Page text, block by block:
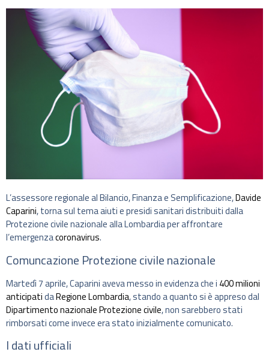
L’assessore regionale al Bilancio, Finanza e Semplificazione,Davide
Caparini, torna sul tema aiuti e presidi sanitari distribuiti dalla
Protezione civile nazionale alla Lombardia per affrontare
l’emergenzacoronavirus.
Comuncazione Protezione civile nazionale
Martedì 7 aprile, Caparini aveva messo in evidenza che i 400 milioni
anticipatidaRegione Lombardia, stando a quanto si è appreso dal
Dipartimento nazionale Protezione civile, non sarebbero stati
rimborsati come invece era stato inizialmente comunicato.
I dati ufficiali